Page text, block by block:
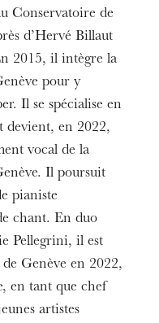
Conservatoire de
d’Hervé Billaut
2015, il intègre la
pour y
Il se spécialise en
devient, en 2022,
vocal de la
Il poursuit
pianiste
chant. En duo
Pellegrini, il est
Genève en 2022,
en tant que chef
artistes